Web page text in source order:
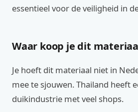
essentieel voor de veiligheid in
Waar koop je dit
Je hoeft dit materiaal niet in
mee te sjouwen. Thailand heeft
duikindustrie met veel shops.